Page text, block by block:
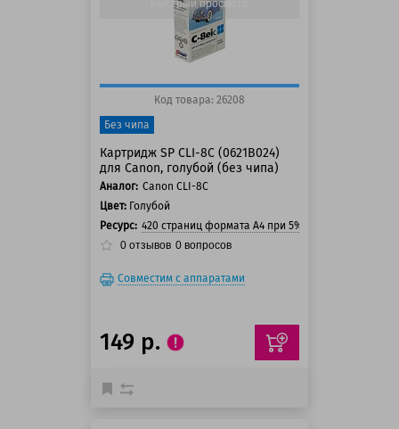
Быстрый просмотр
Код товара: 26208
Без чипа
Картридж SP CLI-8C (0621B024)
для Canon, голубой (без чипа)
Аналог: Canon CLI-8C
Цвет: Голубой
Ресурс: 420 страниц формата А4 при 5% заполнении
0 отзывов 0 вопросов
Совместим с аппаратами
149 р.